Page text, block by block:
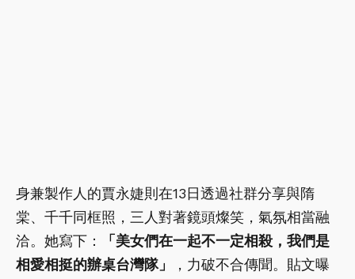
身兼製作人的賈永婕則在13日透過社群分享與隋
棠、千千同框照，三人對著鏡頭燦笑，氣氛相當融
洽。她寫下：
「美女們在一起不一定相殺，我們是
相愛相挺的辦桌台灣隊」
，力破不合傳聞。貼文曝